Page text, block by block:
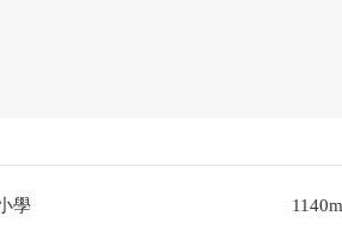
學 1140m